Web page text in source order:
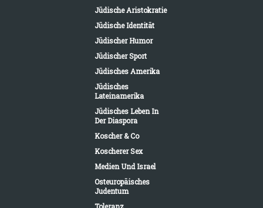
Jüdische Aristokratie
Jüdische Identität
Jüdischer Humor
Jüdischer Sport
Jüdisches Amerika
Jüdisches
Lateinamerika
Jüdisches Leben In
Der Diaspora
Koscher & Co
Koscherer Sex
Medien Und Israel
Osteuropäisches
Judentum
Toleranz